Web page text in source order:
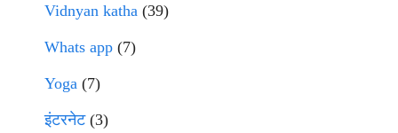
Vidnyan katha (39)
Whats app (7)
Yoga (7)
इंटरनेट(3)